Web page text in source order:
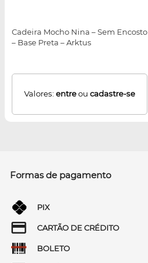
Cadeira Mocho Nina – Sem Encosto
– Base Preta – Arktus
Valores: entreou cadastre-se
Formas de pagamento
PIX
CARTÃO DE CRÉDITO
BOLETO